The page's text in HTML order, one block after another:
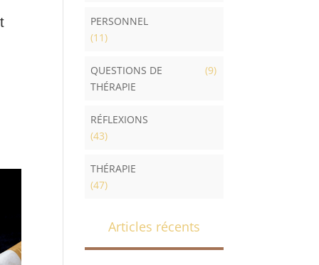
PERSONNEL
(11)
QUESTIONS DE
THÉRAPIE
(9)
RÉFLEXIONS
(43)
THÉRAPIE
(47)
Articles récents